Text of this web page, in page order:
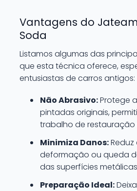
Vantagens do
Soda
Listamos algumas das
que esta técnica oferece,
entusiastas de carros antigos:
Não Abrasivo:Protege
pintadas originais,
trabalho de restauração
Minimiza Danos:
deformação ou queda
das superfícies
Preparação Ideal: